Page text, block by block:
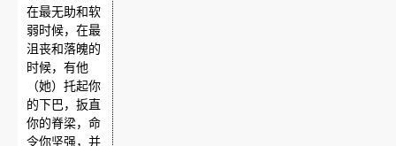
在最无助和软
弱时候，在最
沮丧和落魄的
时候，有他
（她）托起你
的下巴，扳直
你的脊梁，命
令你坚强，并